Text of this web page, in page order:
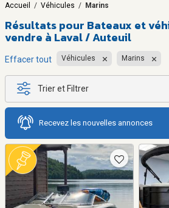
Accueil / Véhicules / Marins
Résultats pour Bateaux et
vendre à Laval / Auteuil
Effacer tout Véhicules Marins
Trier et Filtrer
Recevez les nouvelles annonces